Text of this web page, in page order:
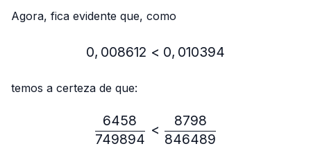
Agora, fica evidente que, como
0,008612 < 0,010394
0, 008612 < 0, 010394
temos a certeza de que:
\frac{6458}{749894} <
749894
6458
<
846489
8798